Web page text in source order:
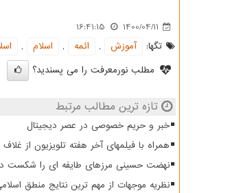
1400/04/11
16:41:15
تگها:
آموزش , ائمه , اسلام ,
مطلب نورمعرفت را می پسندید؟
تازه ترین مطالب مرتبط
خبر و حریم خصوصی در عصر دیجیتال
همراه با فیلمهای آخر هفته تلویزیون از
نهضت حسینی مرزهای طایفه ای را شکست
نظریه موجهات از مهم ترین نتایج منطق